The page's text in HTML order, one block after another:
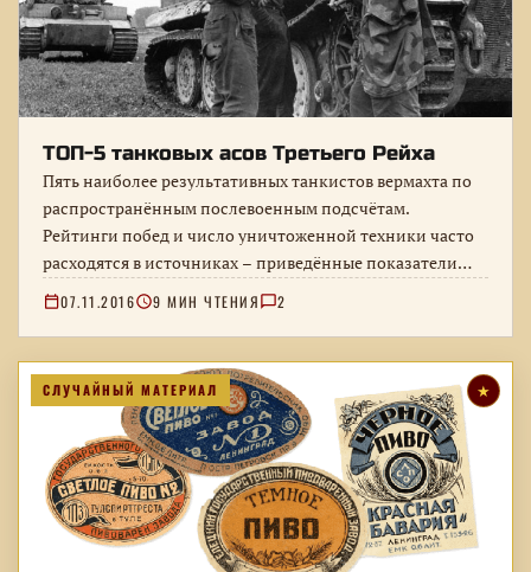
ТОП-5 танковых асов Третьего Рейха
Пять наиболее результативных танкистов вермахта по
распространённым послевоенным подсчётам.
Рейтинги побед и число уничтоженной техники часто
расходятся в источниках – приведённые показатели
нельзя считать бесспорными.
07.11.2016 9 МИН ЧТЕНИЯ 2
СЛУЧАЙНЫЙ МАТЕРИАЛ ★